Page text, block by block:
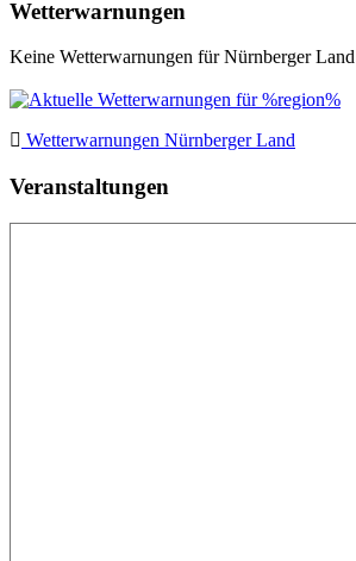
Wetterwarnungen
Keine Wetterwarnungen für Nürnberger Land
Wetterwarnungen Nürnberger Land
Veranstaltungen